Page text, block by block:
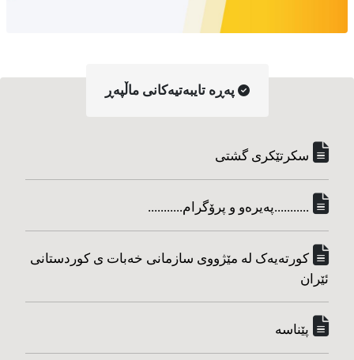
په‌ڕه‌ تایبه‌تیه‌کانی ماڵپه‌ڕ
سکرتێکری گشتی
...........په‌یره‌و و پرۆگرام...........
کورته‌یه‌ک له مێژووی سازمانی خه‌بات ی کوردستانی
ئێران
پێناسه‌